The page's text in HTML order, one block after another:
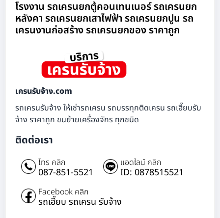
โรงงาน รถเครนยกตู้คอนเทนเนอร์ รถเครนยก
หลังคา รถเครนยกเสาไฟฟ้า รถเครนยกปูน รถ
เครนงานก่อสร้าง รถเครนยกของ ราคาถูก
เครนรับจ้าง.com
รถเครนรับจ้าง ให้เช่ารถเครน รถบรรทุกติดเครน รถเฮี๊ยบรับ
จ้าง ราคาถูก ขนย้ายเครื่องจักร ทุกชนิด
ติดต่อเรา
โทร คลิก
087-851-5521
แอดไลน์ คลิก
ID: 0878515521
Facebook คลิก
รถเฮี๊ยบ รถเครน รับจ้าง